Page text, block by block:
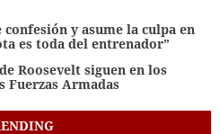
confesión y asume la culpa en
es toda del entrenador”
Roosevelt siguen en los
Fuerzas Armadas